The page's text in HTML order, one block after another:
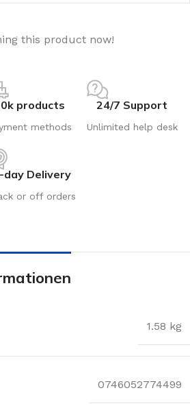
this product now!
products
methods
24/7 Support
Unlimited help desk
day Delivery
or off orders
1.58 kg
0746052774499